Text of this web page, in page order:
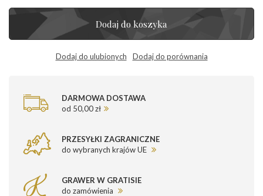
Dodaj do koszyka
Dodaj do ulubionych Dodaj do porównania
DARMOWA DOSTAWA
od 50,00 zł
PRZESYŁKI ZAGRANICZNE
do wybranych krajów UE
GRAWER W GRATISIE
do zamówienia